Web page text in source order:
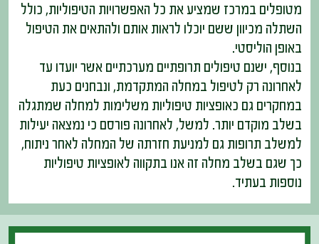
מטופלים במרכז שמציע את כל האפשרויות הטיפוליות, כולל
השתלה מכיוון ששם יוכלו לראות אותם ולהתאים את הטיפול
באופן הוליסטי.
בנוסף, ישנם טיפולים תרופתיים מערכתיים אשר יועדו עד
לאחרונה רק לטיפול במחלה המתקדמת, ונבחנים כעת
במחקרים גם כאופציות טיפוליות משלימות למחלה שמתגלה
בשלב מוקדם יותר. למשל, לאחרונה פורסם כי נמצאה יעילות
למשלב תרופות גם למניעת חזרתה של המחלה לאחר ניתוח,
כך שגם בשלב מחלה זה אנו בתקווה לאופציות טיפוליות
נוספות בעתיד.